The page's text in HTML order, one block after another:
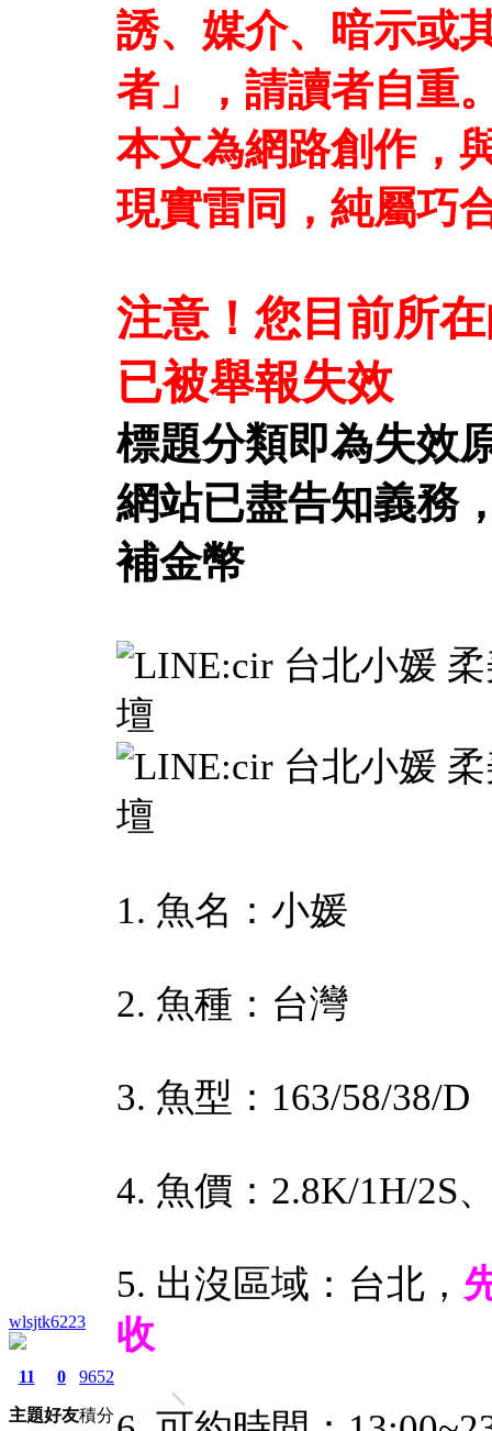
wlsjtk6223
11
主題
0
好友
9652
積分
誘、媒介、暗示或
者」，請讀者自重
本文為網路創作，
現實雷同，純屬巧
注意！您目前所
已被舉報失效
標題分類即為失效
網站已盡告知義務
補金幣
1. 魚名：小媛
2. 魚種：台灣
3. 魚型：163/58/38/D
4. 魚價：2.8K/1H/2S
5. 出沒區域：台北，
收